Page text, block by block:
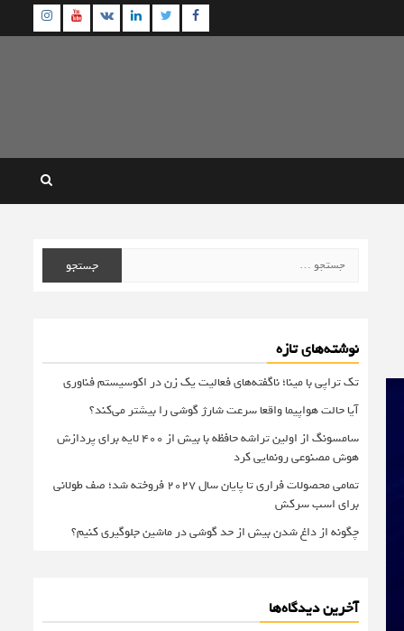
Facebook
Twitter
Linkedin
VK
برای:
نوشته‌های تازه
تک تراپی با مینا؛ ناگفته‌های فعالیت یک زن در اکوسیستم فناوری
آیا حالت هواپیما واقعا سرعت شارژ گوشی را بیشتر می‌کند؟
سامسونگ از اولین تراشه حافظه با بیش از ۴۰۰ لایه برای پردازش
هوش مصنوعی رونمایی کرد
تمامی محصولات فراری تا پایان سال ۲۰۲۷ فروخته شد؛ صف طولانی
برای اسب سرکش
چگونه از داغ شدن بیش از حد گوشی در ماشین جلوگیری کنیم؟
آخرین دیدگاه‌ها